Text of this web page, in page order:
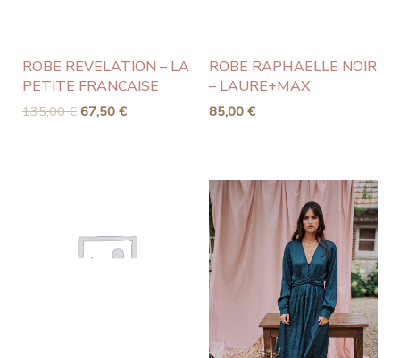
ROBE REVELATION – LA
PETITE FRANCAISE
135,00€ 67,50 €
ROBE RAPHAELLE NOIR
– LAURE+MAX
85,00 €